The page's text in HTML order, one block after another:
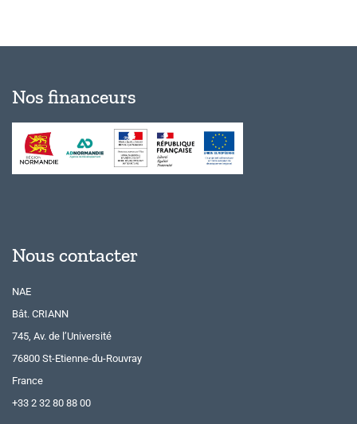
Nos financeurs
Nous contacter
NAE
Bât. CRIANN
745, Av. de l’Université
76800 St-Etienne-du-Rouvray
France
+33 2 32 80 88 00